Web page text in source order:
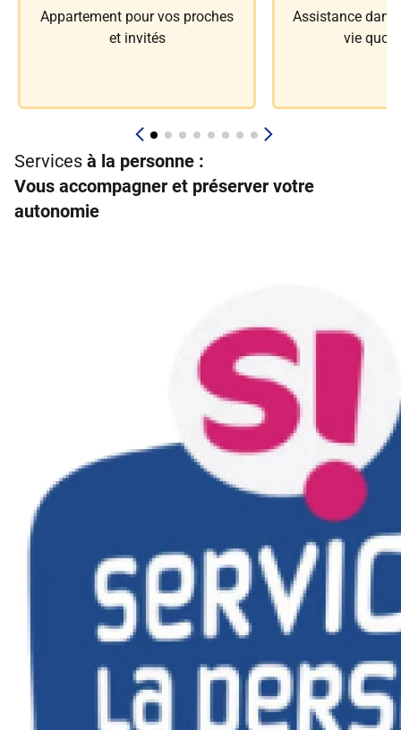
Appartement pour vos proches
et invités
Assistance dans
vie
Services à la personne :
Vous accompagner et préserver votre
autonomie